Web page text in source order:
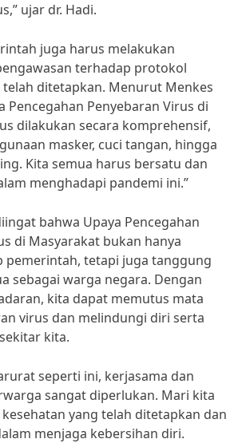
ujar dr. Hadi.
juga harus melakukan
terhadap protokol
telah ditetapkan. Menurut Menkes
Pencegahan Penyebaran Virus di
dilakukan secara komprehensif,
masker, cuci tangan, hingga
Kita semua harus bersatu dan
menghadapi pandemi ini.”
bahwa Upaya Pencegahan
di Masyarakat bukan hanya
pemerintah, tetapi juga tanggung
sebagai warga negara. Dengan
kita dapat memutus mata
virus dan melindungi diri serta
kita.
seperti ini, kerjasama dan
sangat diperlukan. Mari kita
yang telah ditetapkan dan
menjaga kebersihan diri.